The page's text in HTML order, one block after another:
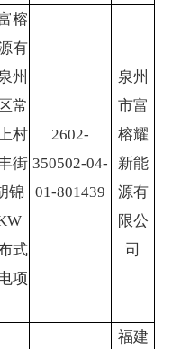
榕
有
州
常
村
街
锦
式
项
2602-
350502-04-
01-801439
泉州
市富
榕耀
新能
源有
限公
司
福建